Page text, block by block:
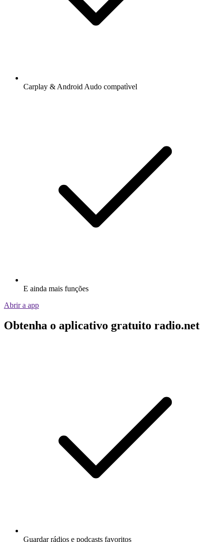
Carplay & Android Audo compatìvel
E ainda mais funções
Abrir a app
Obtenha o aplicativo gratuito radio.net
Guardar rádios e podcasts favoritos